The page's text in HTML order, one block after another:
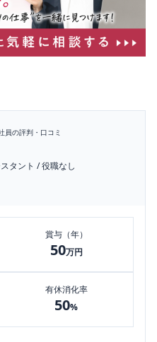
員の評判・口コミ
タント /役職なし
賞与（年）
50万円
有休消化率
50%